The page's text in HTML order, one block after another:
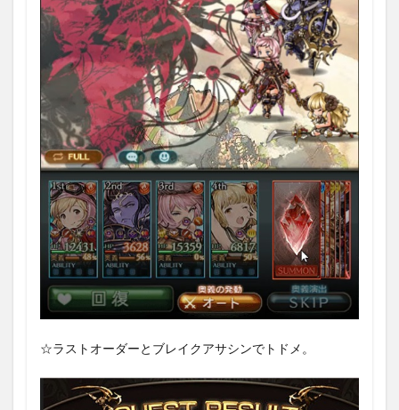
☆ラストオーダーとブレイクアサシンでトドメ。